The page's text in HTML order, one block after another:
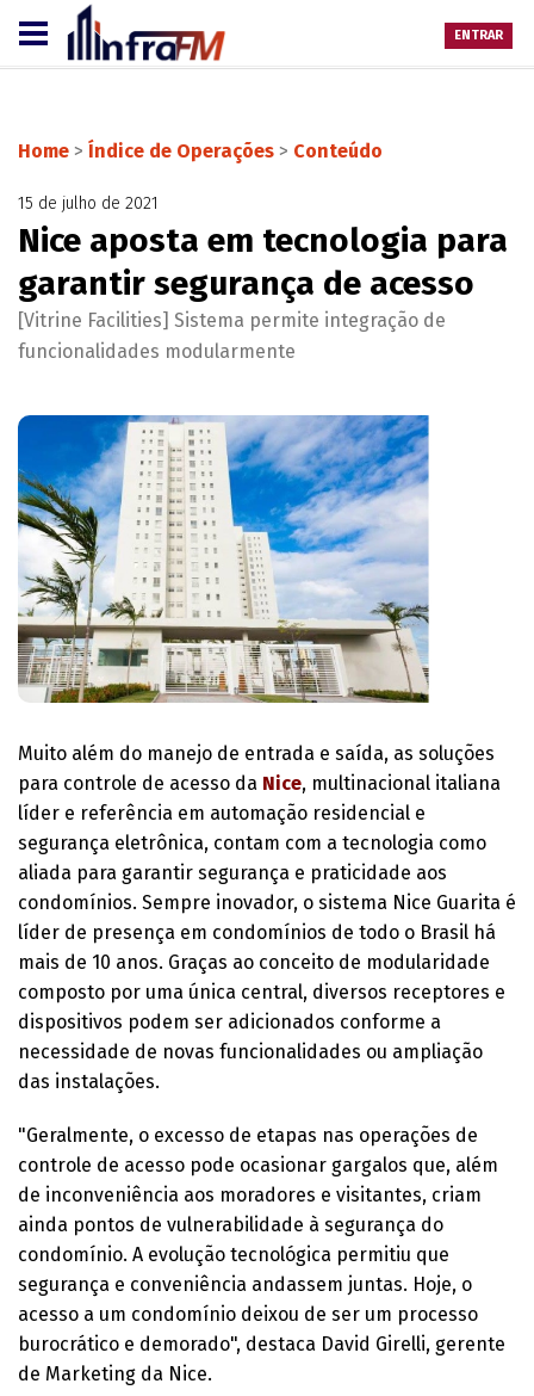
ENTRAR
Home > Índice de Operações > Conteúdo
15 de julho de 2021
Nice aposta em tecnologia para
garantir segurança de acesso
[Vitrine Facilities] Sistema permite integração de
funcionalidades modularmente
Muito além do manejo de entrada e saída, as soluções
para controle de acesso da Nice, multinacional italiana
líder e referência em automação residencial e
segurança eletrônica, contam com a tecnologia como
aliada para garantir segurança e praticidade aos
condomínios. Sempre inovador, o sistema Nice Guarita é
líder de presença em condomínios de todo o Brasil há
mais de 10 anos. Graças ao conceito de modularidade
composto por uma única central, diversos receptores e
dispositivos podem ser adicionados conforme a
necessidade de novas funcionalidades ou ampliação
das instalações.
"Geralmente, o excesso de etapas nas operações de
controle de acesso pode ocasionar gargalos que, além
de inconveniência aos moradores e visitantes, criam
ainda pontos de vulnerabilidade à segurança do
condomínio. A evolução tecnológica permitiu que
segurança e conveniência andassem juntas. Hoje, o
acesso a um condomínio deixou de ser um processo
burocrático e demorado", destaca David Girelli, gerente
de Marketing da Nice.